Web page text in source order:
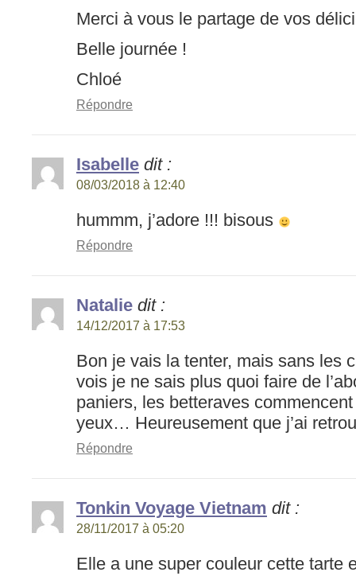
Merci à vous le partage de vos
Belle journée !
Chloé
Répondre
Isabelle dit :
08/03/2018 à 12:40
hummm, j’adore !!! bisous
Répondre
Natalie dit :
14/12/2017 à 17:53
Bon je vais la tenter, mais sans les
vois je ne sais plus quoi faire de
paniers, les betteraves
yeux… Heureusement que j’ai
Répondre
Tonkin Voyage Vietnam dit :
28/11/2017 à 05:20
Elle a une super couleur cette tarte